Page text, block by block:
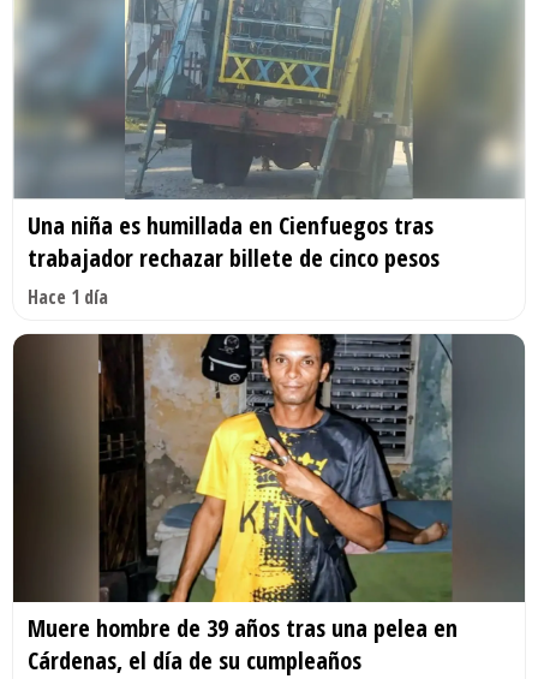
Una niña es humillada en Cienfuegos tras
trabajador rechazar billete de cinco pesos
Hace 1 día
Muere hombre de 39 años tras una pelea en
Cárdenas, el día de su cumpleaños